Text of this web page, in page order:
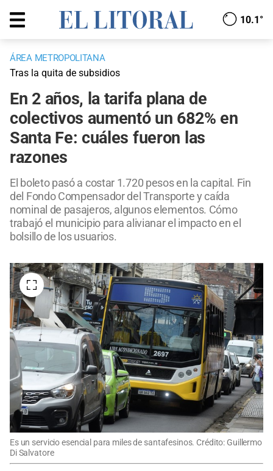
10.1°
ÁREA METROPOLITANA
Tras la quita de subsidios
En 2 años, la tarifa plana de
colectivos aumentó un 682% en
Santa Fe: cuáles fueron las
razones
El boleto pasó a costar 1.720 pesos en la capital. Fin
del Fondo Compensador del Transporte y caída
nominal de pasajeros, algunos elementos. Cómo
trabajó el municipio para alivianar el impacto en el
bolsillo de los usuarios.
Es un servicio esencial para miles de santafesinos. Crédito: Guillermo
Di Salvatore